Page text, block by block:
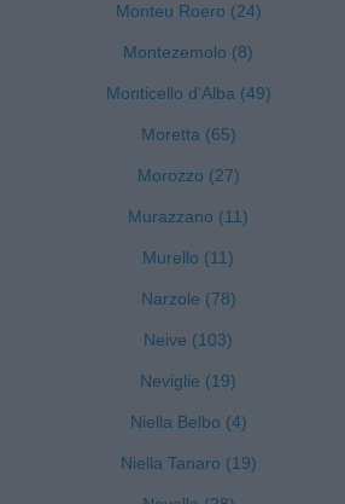
Monteu Roero (24)
Montezemolo (8)
Monticello d'Alba (49)
Moretta (65)
Morozzo (27)
Murazzano (11)
Murello (11)
Narzole (78)
Neive (103)
Neviglie (19)
Niella Belbo (4)
Niella Tanaro (19)